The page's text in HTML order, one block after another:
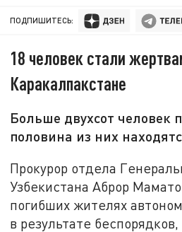
ПОДПИШИТЕСЬ:
18 человек стали
Каракалпакстане
Больше двухсот человек
половина из них
Прокурор отдела
Узбекистана Аброр
погибших жителях
в результате